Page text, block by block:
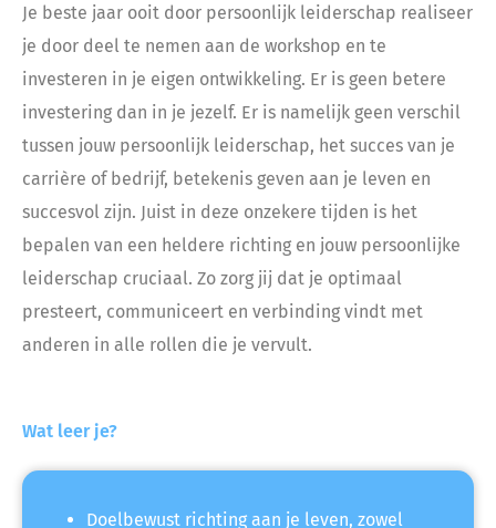
Je beste jaar ooit door persoonlijk leiderschap realiseer
je door deel te nemen aan de workshop en te
investeren in je eigen ontwikkeling. Er is geen betere
investering dan in je jezelf. Er is namelijk geen verschil
tussen jouw persoonlijk leiderschap, het succes van je
carrière of bedrijf, betekenis geven aan je leven en
succesvol zijn. Juist in deze onzekere tijden is het
bepalen van een heldere richting en jouw persoonlijke
leiderschap cruciaal. Zo zorg jij dat je optimaal
presteert, communiceert en verbinding vindt met
anderen in alle rollen die je vervult.
Wat leer je?
Doelbewust richting aan je leven, zowel